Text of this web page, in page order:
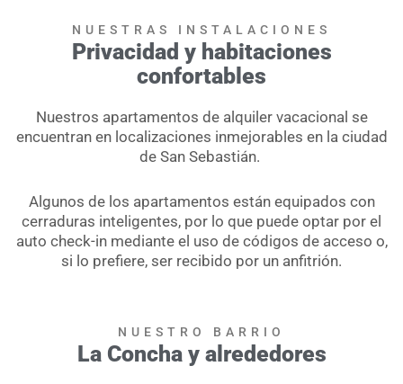
NUESTRAS INSTALACIONES
Privacidad y habitaciones
confortables
Nuestros apartamentos de alquiler vacacional se
encuentran en localizaciones inmejorables en la ciudad
de San Sebastián.
Algunos de los apartamentos están equipados con
cerraduras inteligentes, por lo que puede optar por el
auto check-in mediante el uso de códigos de acceso o,
si lo prefiere, ser recibido por un anfitrión.
NUESTRO BARRIO
La Concha y alrededores